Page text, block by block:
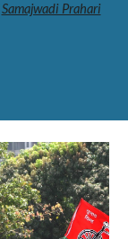
Samajwadi Prahari